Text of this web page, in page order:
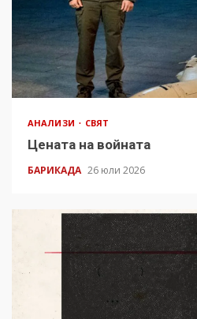
АНАЛИЗИ СВЯТ
Цената на войната
БАРИКАДА 26 юли 2026